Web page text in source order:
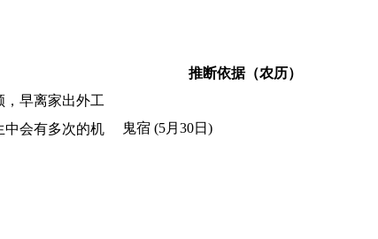
推断依据（农历）
早离家出外工
中会有多次的机
鬼宿 (5月30日)